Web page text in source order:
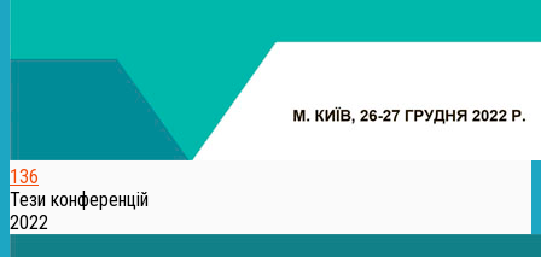
136
Тези конференцій
2022